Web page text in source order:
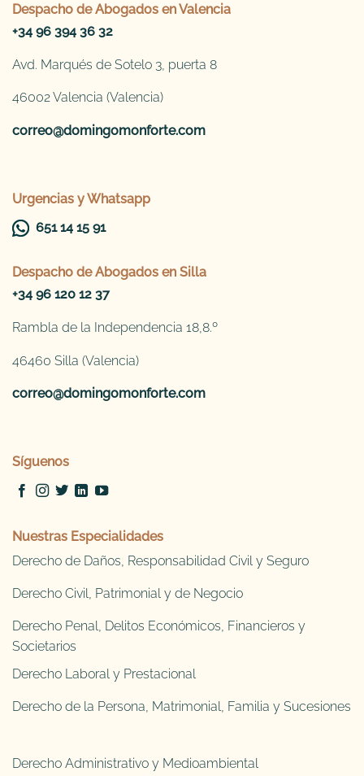
Despacho de Abogados en Valencia
+34 96 394 36 32
Avd. Marqués de Sotelo 3, puerta 8
46002 Valencia (Valencia)
correo@domingomonforte.com
Urgencias y Whatsapp
651 14 15 91
Despacho de Abogados en Silla
+34 96 120 12 37
Rambla de la Independencia 18,8.º
46460 Silla (Valencia)
correo@domingomonforte.com
Síguenos
Nuestras Especialidades
Derecho de Daños, Responsabilidad Civil y Seguro
Derecho Civil, Patrimonial y de Negocio
Derecho Penal, Delitos Económicos, Financieros y
Societarios
Derecho Laboral y Prestacional
Derecho de la Persona, Matrimonial, Familia y Sucesiones
Derecho Administrativo y Medioambiental